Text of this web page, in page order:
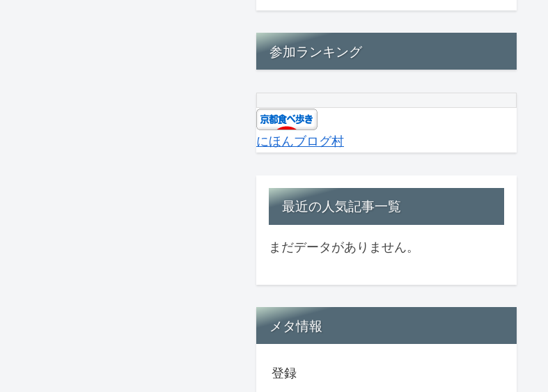
参加ランキング
にほんブログ村
最近の人気記事一覧
まだデータがありません。
メタ情報
登録